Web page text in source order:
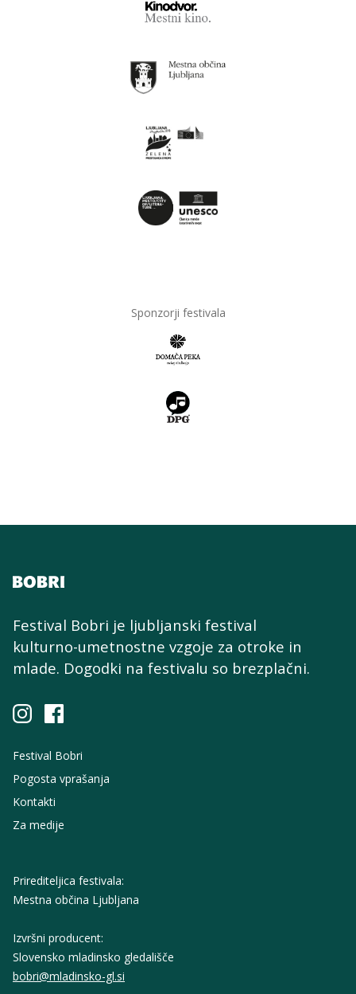
Sponzorji festivala
Festival Bobri je ljubljanski festival
kulturno-umetnostne vzgoje za otroke in
mlade. Dogodki na festivalu so brezplačni.
Festival Bobri
Pogosta vprašanja
Kontakti
Za medije
Prirediteljica festivala:
Mestna občina Ljubljana
Izvršni producent:
Slovensko mladinsko gledališče
bobri@mladinsko-gl.si